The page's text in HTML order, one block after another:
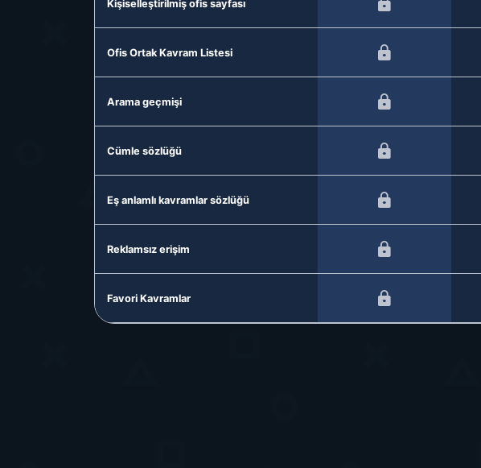
Kişiselleştirilmiş ofis sayfası
Ofis Ortak Kavram Listesi
Arama geçmişi
Cümle sözlüğü
Eş anlamlı kavramlar sözlüğü
Reklamsız erişim
Favori Kavramlar